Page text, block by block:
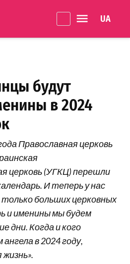
будут
в 2024
Православная церковь
церковь (УГКЦ) перешли
И теперь у нас
больших церковных
и именины мы будем
дни. Когда и кого
в 2024 году,
жизнь».